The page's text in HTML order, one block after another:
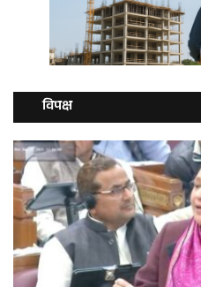
विपक्ष